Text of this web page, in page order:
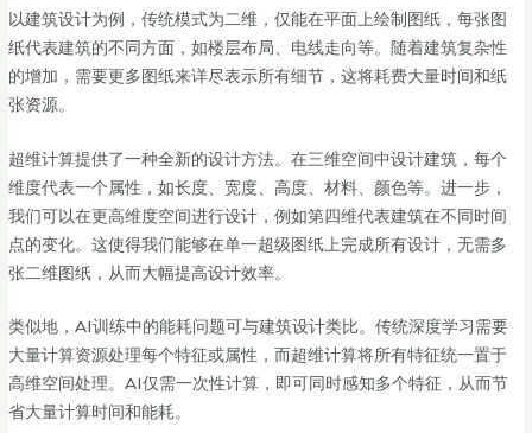
以建筑设计为例，传统模式为二维，仅能在平面上绘制图纸，每张图
纸代表建筑的不同方面，如楼层布局、电线走向等。随着建筑复杂性
的增加，需要更多图纸来详尽表示所有细节，这将耗费大量时间和纸
张资源。
超维计算提供了一种全新的设计方法。在三维空间中设计建筑，每个
维度代表一个属性，如长度、宽度、高度、材料、颜色等。进一步，
我们可以在更高维度空间进行设计，例如第四维代表建筑在不同时间
点的变化。这使得我们能够在单一超级图纸上完成所有设计，无需多
张二维图纸，从而大幅提高设计效率。
类似地，AI训练中的能耗问题可与建筑设计类比。传统深度学习需要
大量计算资源处理每个特征或属性，而超维计算将所有特征统一置于
高维空间处理。AI仅需一次性计算，即可同时感知多个特征，从而节
省大量计算时间和能耗。